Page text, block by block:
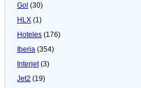
Gol (30)
HLX (1)
Hoteles (176)
Iberia (354)
Interjet(3)
Jet2 (19)